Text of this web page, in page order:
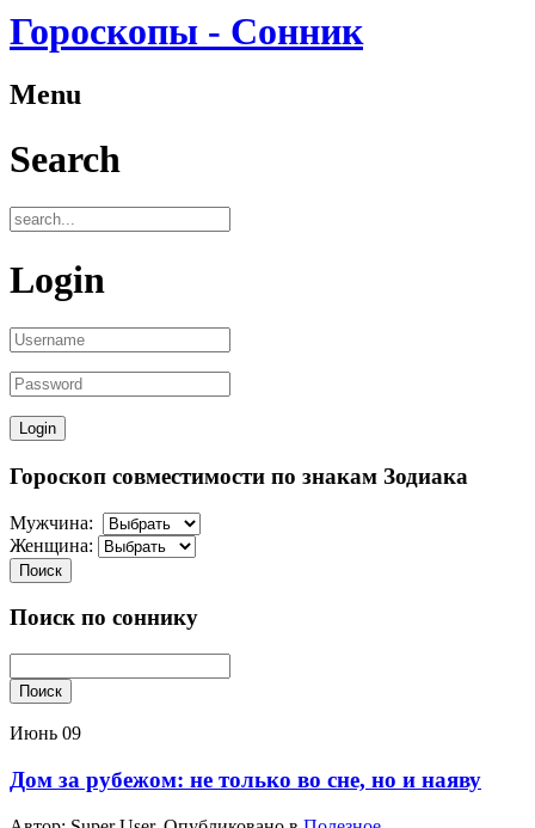
Гороскопы - Сонник
Menu
Search
Login
Гороскоп совместимости по знакам Зодиака
Мужчина:
Женщина:
Поиск
Поиск по соннику
Поиск
Июнь 09
Дом за рубежом: не только во сне, но и наяву